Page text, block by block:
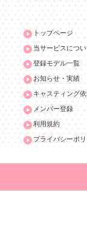
トップページ
当サービスについ
登録モデル一覧
お知らせ・実績
キャスティング
メンバー登録
利用規約
プライバシーポ